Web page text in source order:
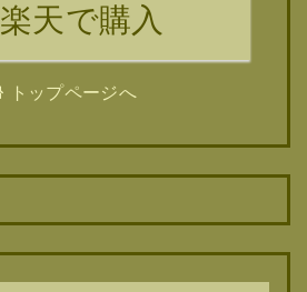
楽天で購入
トップページへ